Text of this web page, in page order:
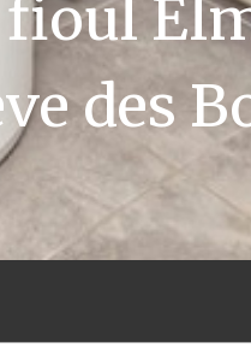
fioul
des